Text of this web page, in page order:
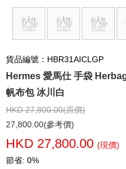
貨品編號：HBR31AICLGP
Hermes 愛馬仕 手袋
帆布包 冰川白
HKD 27,800.00(原價)
27,800.00(參考價)
HKD 27,800.00 (現價)
節省: 0%